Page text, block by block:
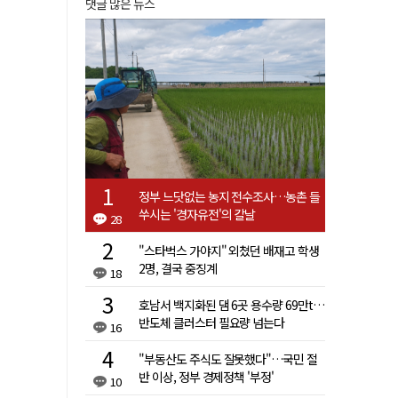
댓글 많은 뉴스
28
정부 느닷없는 농지 전수조사…농촌 들
쑤시는 '경자유전'의 칼날
18
"스타벅스 가야지" 외쳤던 배재고 학생
2명, 결국 중징계
16
호남서 백지화된 댐 6곳 용수량 69만t…
반도체 클러스터 필요량 넘는다
10
"부동산도 주식도 잘못했다"…국민 절
반 이상, 정부 경제정책 '부정'